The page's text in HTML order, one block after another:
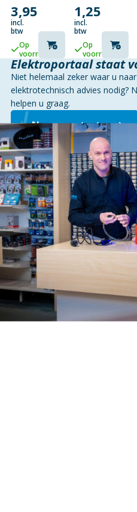
AUDIO
SOCKET
ROOD
3,95
incl.
btw
Op
voorraad
1,25
incl.
btw
Op
voorraad
Elektroportaal staat
Niet helemaal zeker waar u
elektrotechnisch advies nodig?
helpen u graag.
Neem contact op